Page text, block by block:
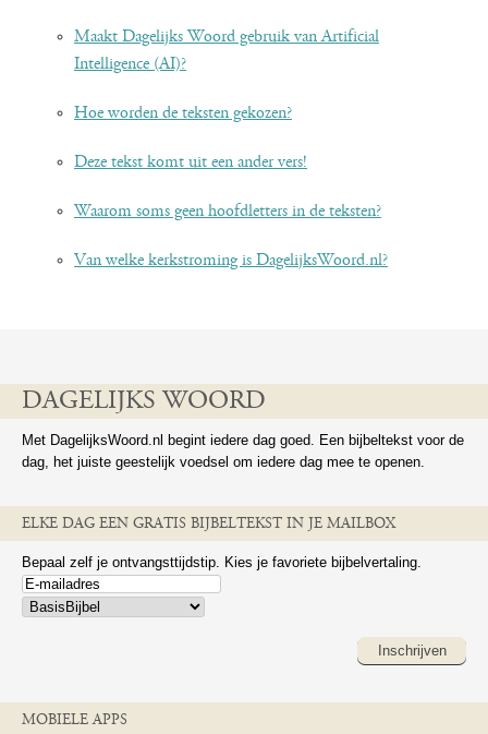
Maakt Dagelijks Woord gebruik van Artificial
Intelligence (AI)?
Hoe worden de teksten gekozen?
Deze tekst komt uit een ander vers!
Waarom soms geen hoofdletters in de teksten?
Van welke kerkstroming is DagelijksWoord.nl?
DAGELIJKS WOORD
Met DagelijksWoord.nl begint iedere dag goed. Een bijbeltekst voor de
dag, het juiste geestelijk voedsel om iedere dag mee te openen.
ELKE DAG EEN GRATIS BIJBELTEKST IN JE MAILBOX
Bepaal zelf je ontvangsttijdstip. Kies je favoriete bijbelvertaling.
Inschrijven
MOBIELE APPS